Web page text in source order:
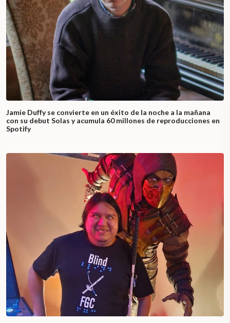
Jamie Duffy se convierte en un éxito de la noche a la mañana
con su debut Solas y acumula 60 millones de reproducciones en
Spotify